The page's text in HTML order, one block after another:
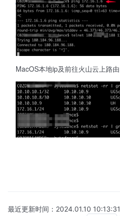
MacOS本地ip及前往火山云上路由
最近更新时间： 2024.01.10 10:13:31